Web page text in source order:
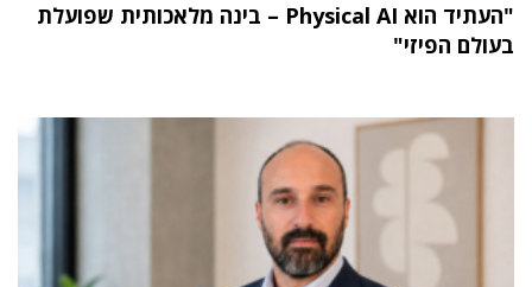
"העתיד הוא Physical AI – בינה מלאכותית שפועלת
בעולם הפיזי"